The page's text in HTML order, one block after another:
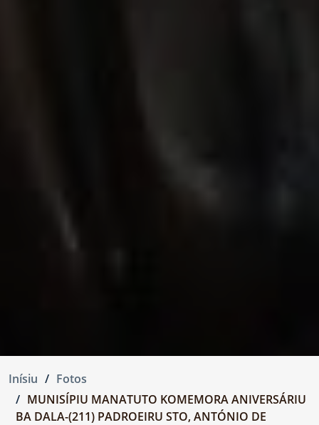
Inísiu
Fotos
MUNISÍPIU MANATUTO KOMEMORA ANIVERSÁRIU
BA DALA-(211) PADROEIRU STO, ANTÓNIO DE